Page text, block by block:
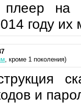
плеер
году
, кроме 1 поколения)
и